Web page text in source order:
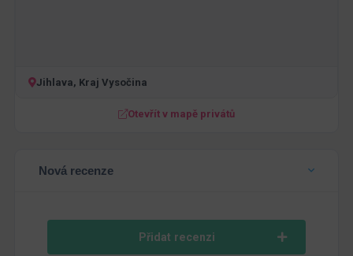
Jihlava, Kraj Vysočina
Otevřít v mapě privátů
Nová recenze
Přidat recenzi